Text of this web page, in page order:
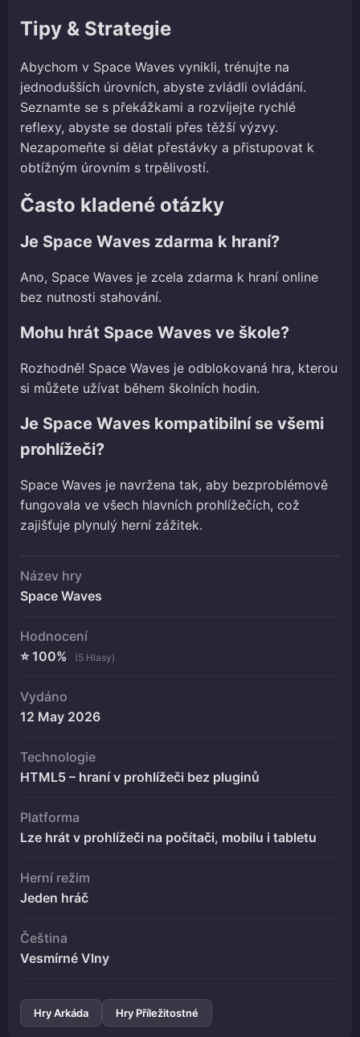
Tipy & Strategie
Abychom v Space Waves vynikli, trénujte na
jednodušších úrovních, abyste zvládli ovládání.
Seznamte se s překážkami a rozvíjejte rychlé
reflexy, abyste se dostali přes těžší výzvy.
Nezapomeňte si dělat přestávky a přistupovat k
obtížným úrovním s trpělivostí.
Často kladené otázky
Je Space Waves zdarma k hraní?
Ano, Space Waves je zcela zdarma k hraní online
bez nutnosti stahování.
Mohu hrát Space Waves ve škole?
Rozhodně! Space Waves je odblokovaná hra, kterou
si můžete užívat během školních hodin.
Je Space Waves kompatibilní se všemi
prohlížeči?
Space Waves je navržena tak, aby bezproblémově
fungovala ve všech hlavních prohlížečích, což
zajišťuje plynulý herní zážitek.
Název hry
Space Waves
Hodnocení
⭐ 100%
(5 Hlasy)
Vydáno
12 May 2026
Technologie
HTML5 – hraní v prohlížeči bez pluginů
Platforma
Lze hrát v prohlížeči na počítači, mobilu i tabletu
Herní režim
Jeden hráč
Čeština
Vesmírné Vlny
Hry Arkáda Hry Příležitostné